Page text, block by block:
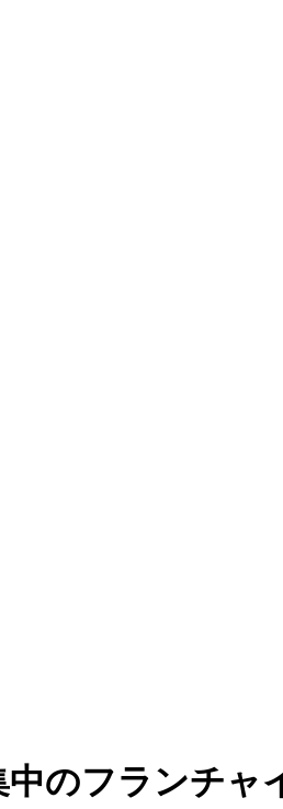
のフランチャ